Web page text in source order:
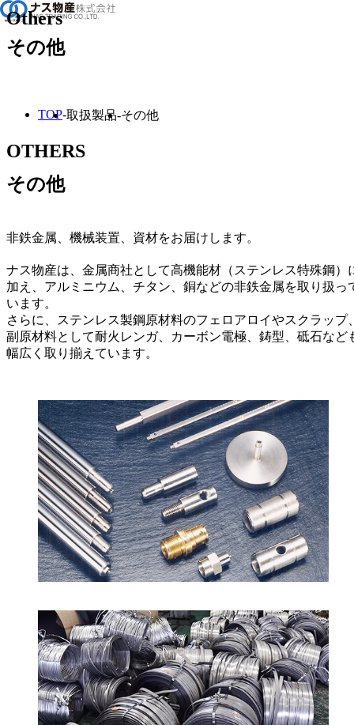
企業情報
ニュース
Others
その他
TOP 取扱製品 その他
OTHERS
その他
非鉄金属、機械装置、資材をお届けします。
ナス物産は、金属商社として高機能材（ステンレス特殊鋼）
加え、アルミニウム、チタン、銅などの非鉄金属を取り扱っ
います。
さらに、ステンレス製鋼原材料のフェロアロイやスクラップ
副原材料として耐火レンガ、カーボン電極、鋳型、砥石など
幅広く取り揃えています。